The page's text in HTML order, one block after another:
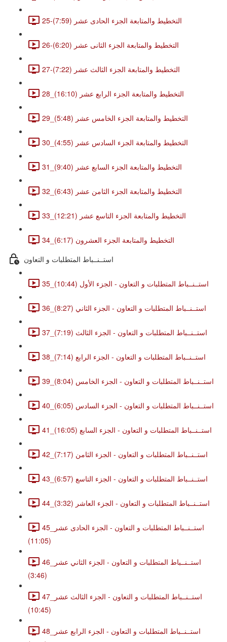
25-التخطيط والمتابعة الجزء الحادى عشر (7:59)
26-التخطيط والمتابعة الجزء الثانى عشر (6:20)
27-التخطيط والمتابعة الجزء الثالث عشر (7:22)
28_التخطيط والمتابعة الجزء الرابع عشر (16:10)
29_التخطيط والمتابعة الجزء الخامس عشر (5:48)
30_التخطيط والمتابعة الجزء السادس عشر (4:55)
31_التخطيط والمتابعة الجزء السابع عشر (9:40)
32_التخطيط والمتابعة الجزء الثامن عشر (6:43)
33_التخطيط والمتابعة الجزء التاسع عشر (12:21)
34_التخطيط والمتابعة الجزء العشرون (6:17)
استــنــباط المتطلبات و التعاون
35_استــنــباط المتطلبات و التعاون - الجزء الأول (10:44)
36_استــنــباط المتطلبات و التعاون - الجزء الثاني (8:27)
37_استــنــباط المتطلبات و التعاون - الجزء الثالث (7:19)
38_استــنــباط المتطلبات و التعاون - الجزء الرابع (7:14)
39_استــنــباط المتطلبات و التعاون - الجزء الخامس (8:04)
40_استــنــباط المتطلبات و التعاون - الجزء السادس (6:05)
41_استــنــباط المتطلبات و التعاون - الجزء السابع (16:05)
42_استــنــباط المتطلبات و التعاون - الجزء الثامن (7:17)
43_استــنــباط المتطلبات و التعاون - الجزء التاسع (6:57)
44_استــنــباط المتطلبات و التعاون - الجزء العاشر (3:32)
45_استــنــباط المتطلبات و التعاون - الجزء الحادى عشر
(11:05)
46_استــنــباط المتطلبات و التعاون - الجزء الثاني عشر
(3:46)
47_استــنــباط المتطلبات و التعاون - الجزء الثالث عشر
(10:45)
48_استــنــباط المتطلبات و التعاون - الجزء الرابع عشر